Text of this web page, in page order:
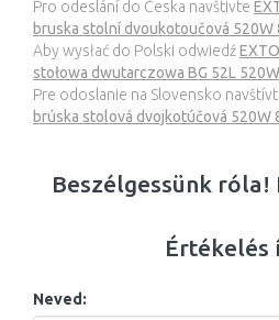
Pro odeslání do Česka navštivte
bruska stolní dvoukotoučová 520W
Aby wysłać do Polski odwiedź
stołowa dwutarczowa BG 52L
Pre odoslanie na Slovensko
brúska stolová dvojkotúčová 520W
Beszélgessünk
Értékelés
Neved: